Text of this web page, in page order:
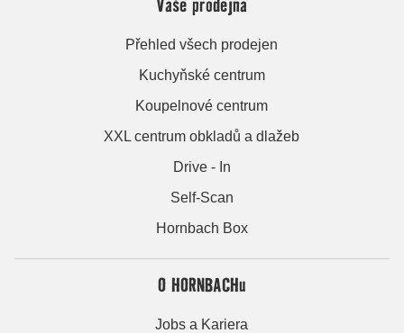
Přehled všech prodejen
Kuchyňské centrum
Koupelnové centrum
XXL centrum obkladů a dlažeb
Drive - In
Self-Scan
Hornbach Box
O HORNBACHu
Jobs a Kariera